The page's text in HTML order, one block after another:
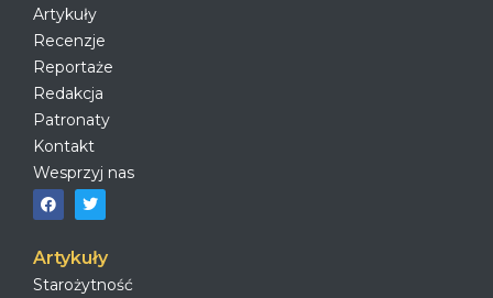
Artykuły
Recenzje
Reportaże
Redakcja
Patronaty
Kontakt
Wesprzyj nas
Artykuły
Starożytność